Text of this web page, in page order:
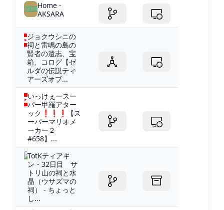
Home -
AKSARA
ジョクウシニの
祠と雷鳴の島の
賢者の遺志、宝
箱、コログ【ゼ
ルダの伝説ティ
アーズオブ...
いっけぇースー
パー甲羅アター
ック❗️❗️❗️【ス
ーパーマリオメ
ーカー２
#658】...
TotKティアキ
ン・32日目 サ
トリ山の祠と水
晶（ウサズマの
祠） - ちょっと
し...